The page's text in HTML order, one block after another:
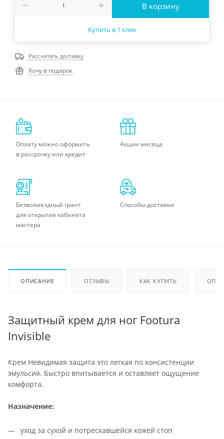
В корзину
Купить в 1 клик
Рассчитать доставку
Хочу в подарок
Оплату можно оформить
в рассрочку или кредит
Акции месяца
Безвозмездный грант
для открытия кабинета
мастера
Способы доставки
ОПИСАНИЕ ОТЗЫВЫ КАК КУПИТЬ
Защитный крем для ног Footura
Invisible
Крем Невидимая защита это легкая по консистенции
эмульсия. Быстро впитывается и оставляет ощущение
комфорта.
Назначение:
уход за сухой и потрескавшейся кожей стоп